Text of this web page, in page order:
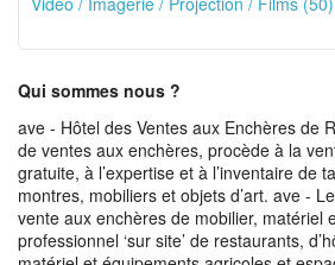
Qui sommes nous ?
ave - Hôtel des Ventes aux Enchères de
de ventes aux enchères, procède à la
gratuite, à l’expertise et à l’inventaire de
montres, mobiliers et objets d’art. ave -
vente aux enchères de mobilier, matériel
professionnel ‘sur site’ de restaurants,